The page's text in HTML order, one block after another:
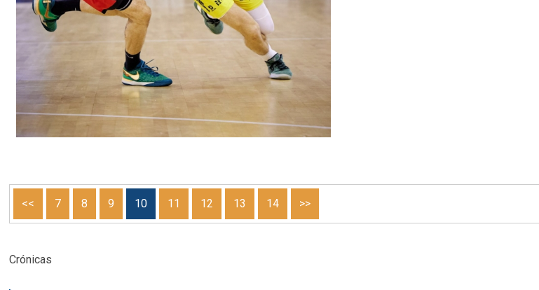
<< 7 8 9 10 11 12 13 14 >>
Crónicas